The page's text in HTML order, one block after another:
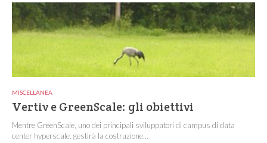
MISCELLANEA
Vertiv e GreenScale: gli obiettivi
Mentre GreenScale, uno dei principali sviluppatori di campus di data
center hyperscale, gestirà la costruzione...